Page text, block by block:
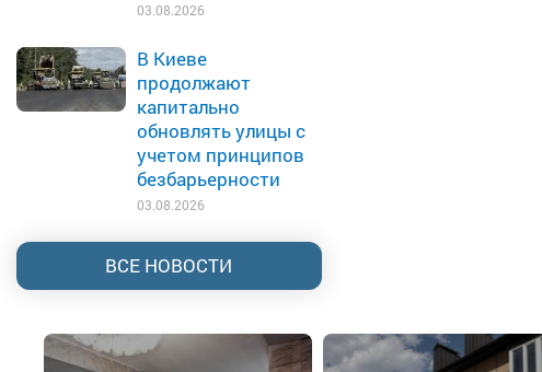
03.08.2026
В Киеве
продолжают
капитально
обновлять улицы с
учетом принципов
безбарьерности
03.08.2026
ВСЕ НОВОСТИ